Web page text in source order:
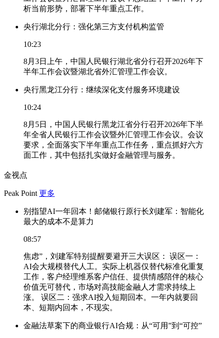
析当前形势，部署下半年重点工作。
央行湖北分行：强化第三方支付机构监管
10:23
8月3日上午，中国人民银行湖北省分行召开2026年下
半年工作会议暨湖北省外汇管理工作会议。
央行黑龙江分行：继续深化支付服务环境建设
10:24
8月5日，中国人民银行黑龙江省分行召开2026年下半
年全省人民银行工作会议暨外汇管理工作会议。会议
要求，全面落实下半年重点工作任务，重点抓好六方
面工作，其中包括扎实做好金融管理与服务。
金视点
Peak Point 更多
别指望AI一年回本！邮储银行原行长刘建军：智能化
最大的成本不是算力
08:57
焦虑”，刘建军特别提醒要避开三大误区： 误区一：
AI会大规模替代人工。实际上机器仅替代标准化重复
工作，客户经理维系客户信任、提供情感陪伴的核心
价值无可替代，市场对高技能金融人才需求持续上
涨。 误区二：强求AI投入短期回本。一年内就要回
本、短期内回本，不现实。
金融法草案下的商业银行AI合规：从“可用”到“可控”